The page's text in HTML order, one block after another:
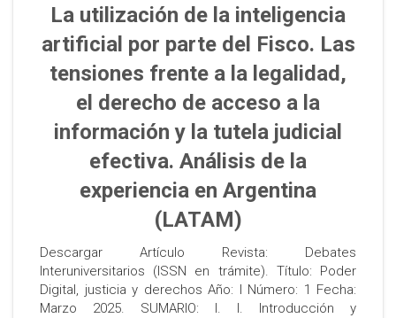
La utilización de la inteligencia
artificial por parte del Fisco. Las
tensiones frente a la legalidad,
el derecho de acceso a la
información y la tutela judicial
efectiva. Análisis de la
experiencia en Argentina
(LATAM)
Descargar Artículo Revista: Debates
Interuniversitarios (ISSN en trámite). Título: Poder
Digital, justicia y derechos Año: I Número: 1 Fecha:
Marzo 2025. SUMARIO: I. I. Introducción y